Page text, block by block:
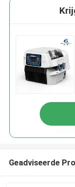
Geadviseerde